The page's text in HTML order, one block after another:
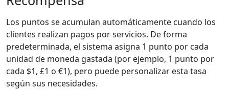
Los puntos se acumulan automáticamente cuando los
clientes realizan pagos por servicios. De forma
predeterminada, el sistema asigna 1 punto por cada
unidad de moneda gastada (por ejemplo, 1 punto por
cada $1, £1 o €1), pero puede personalizar esta tasa
según sus necesidades.